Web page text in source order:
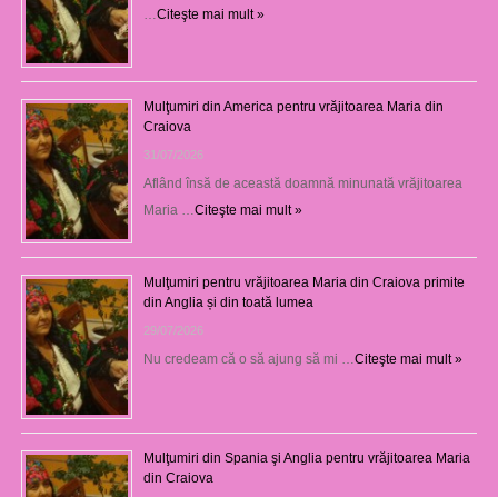
Citeşte mai mult »
Mulţumiri din America pentru vrăjitoarea Maria din
Craiova
31/07/2026
Aflând însă de această doamnă minunată vrăjitoarea
Maria … Citeşte mai mult »
Mulţumiri pentru vrăjitoarea Maria din Craiova primite
din Anglia și din toată lumea
29/07/2026
Nu credeam că o să ajung să mi … Citeşte mai mult »
Mulţumiri din Spania şi Anglia pentru vrăjitoarea Maria
din Craiova